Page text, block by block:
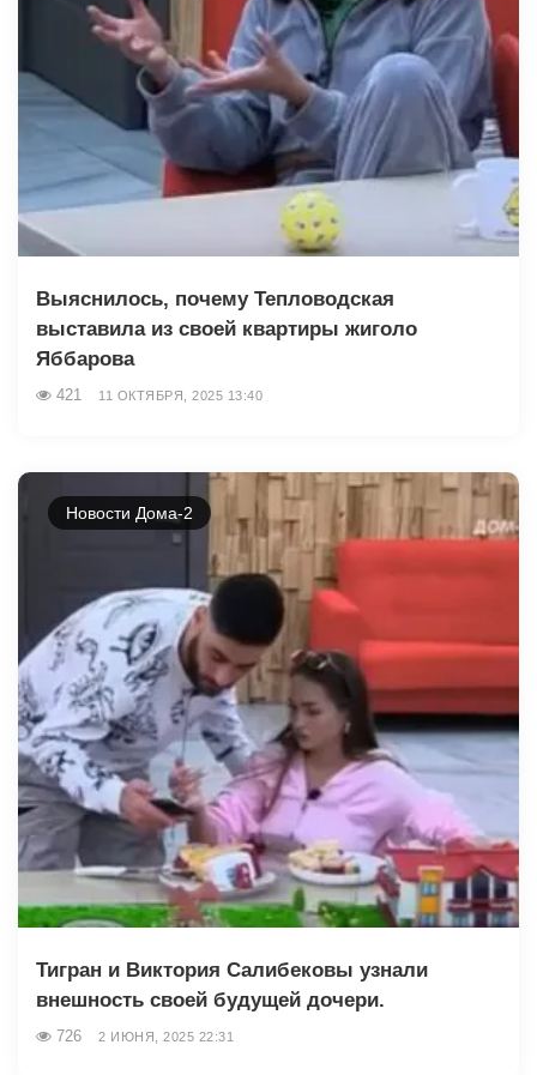
Выяснилось, почему Тепловодская
выставила из своей квартиры жиголо
Яббарова
421 11 ОКТЯБРЯ, 2025 13:40
Новости Дома-2
Тигран и Виктория Салибековы узнали
внешность своей будущей дочери.
726 2 ИЮНЯ, 2025 22:31